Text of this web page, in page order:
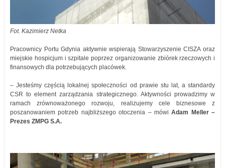
Fot. Kazimierz Netka
Pracownicy Portu Gdynia aktywnie wspierają Stowarzyszenie CISZA oraz
miejskie hospicjum i szpitale poprzez organizowanie zbiórek rzeczowych i
finansowych dla potrzebujących placówek.
– Jesteśmy częścią lokalnej społeczności od prawie stu lat, a standardy
CSR to element zarządzania strategicznego. Aktywności prowadzimy w
ramach zrównoważonego rozwoju, realizujemy cele biznesowe z
poszanowaniem potrzeb najbliższego otoczenia – mówiAdam Meller –
Prezes ZMPG S.A.